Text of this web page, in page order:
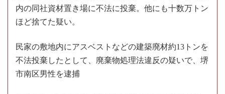
内の同社資材置き場に不法に投棄。他にも十数万トン
ほど捨てた疑い。
民家の敷地内にアスベストなどの建築廃材約13トンを
不法投棄したとして、廃棄物処理法違反の疑いで、堺
市南区男性を逮捕